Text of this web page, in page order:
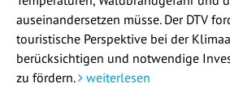
auseinandersetzen müsse. Der DTV
touristische Perspektive bei der
berücksichtigen und notwendige
zu fördern.
weiterlesen